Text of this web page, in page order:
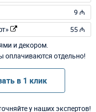
9 ₼
55 ₼
и декором.
оплачиваются отдельно!
в 1 клик
у наших экспертов!